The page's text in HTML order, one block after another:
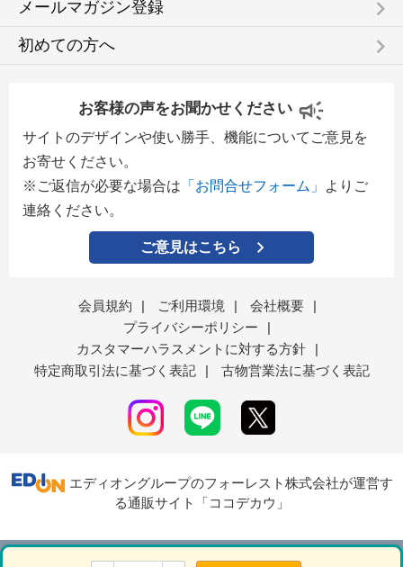
メールマガジン登録 keyboard_arrow_right
初めての方へ keyboard_arrow_right
お客様の声をお聞かせください
サイトのデザインや使い勝手、機能についてご意見を
お寄せください。
※ご返信が必要な場合は 「お問合せフォーム」
よりご
連絡ください。
ご意見はこちら
会員規約 | ご利用環境 | 会社概要
|
プライバシーポリシー
|
カスタマーハラスメントに対する方針
|
特定商取引法に基づく表記
| 古物営業法に基づく表記
エディオングループのフォーレスト株式会社が運営す
る通販サイト「ココデカウ」
表示モード ＰＣ スマートフォン